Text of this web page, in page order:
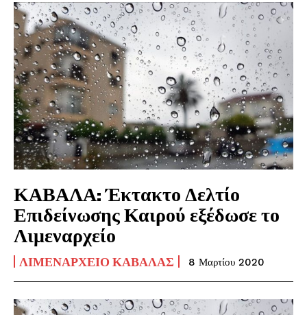
ΚΑΒΑΛΑ: Έκτακτο Δελτίο
Επιδείνωσης Καιρού εξέδωσε το
Λιμεναρχείο
ΛΙΜΕΝΑΡΧΕΊΟ ΚΑΒΆΛΑΣ 8 Μαρτίου 2020